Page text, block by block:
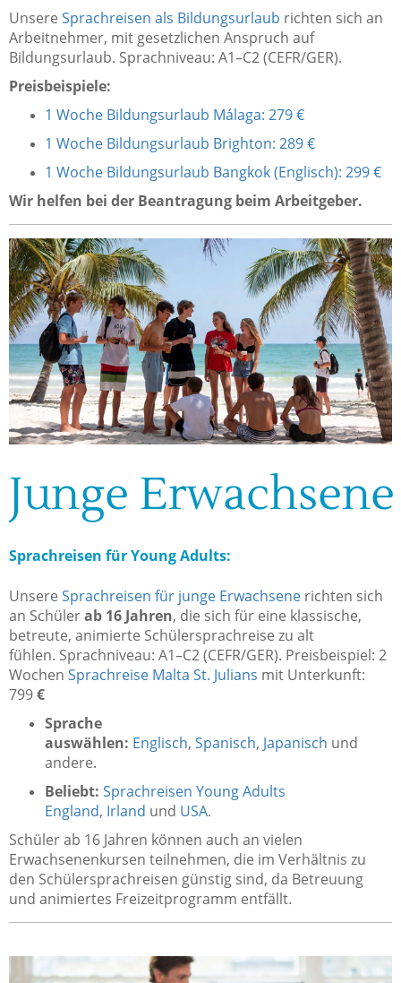
Unsere Sprachreisen als Bildungsurlaub richten sich an
Arbeitnehmer, mit gesetzlichen Anspruch auf
Bildungsurlaub. Sprachniveau: A1–C2 (CEFR/GER).
Preisbeispiele:
1 Woche Bildungsurlaub Málaga: 279 €
1 Woche Bildungsurlaub Brighton: 289 €
1 Woche Bildungsurlaub Bangkok (Englisch): 299 €
Wir helfen bei der Beantragung beim Arbeitgeber.
Junge Erwachsene
Sprachreisen für Young Adults:
Unsere Sprachreisen für junge Erwachsene richten sich
an Schülerab 16 Jahren, die sich für eine klassische,
betreute, animierte Schülersprachreise zu alt
fühlen. Sprachniveau: A1–C2 (CEFR/GER). Preisbeispiel: 2
Wochen Sprachreise Malta St. Julians mit Unterkunft:
799€
Sprache
auswählen: Englisch, Spanisch, Japanisch und
andere.
Beliebt: Sprachreisen Young Adults
England, Irland und USA.
Schüler ab 16 Jahren können auch an vielen
Erwachsenenkursen teilnehmen, die im Verhältnis zu
den Schülersprachreisen günstig sind, da Betreuung
und animiertes Freizeitprogramm entfällt.